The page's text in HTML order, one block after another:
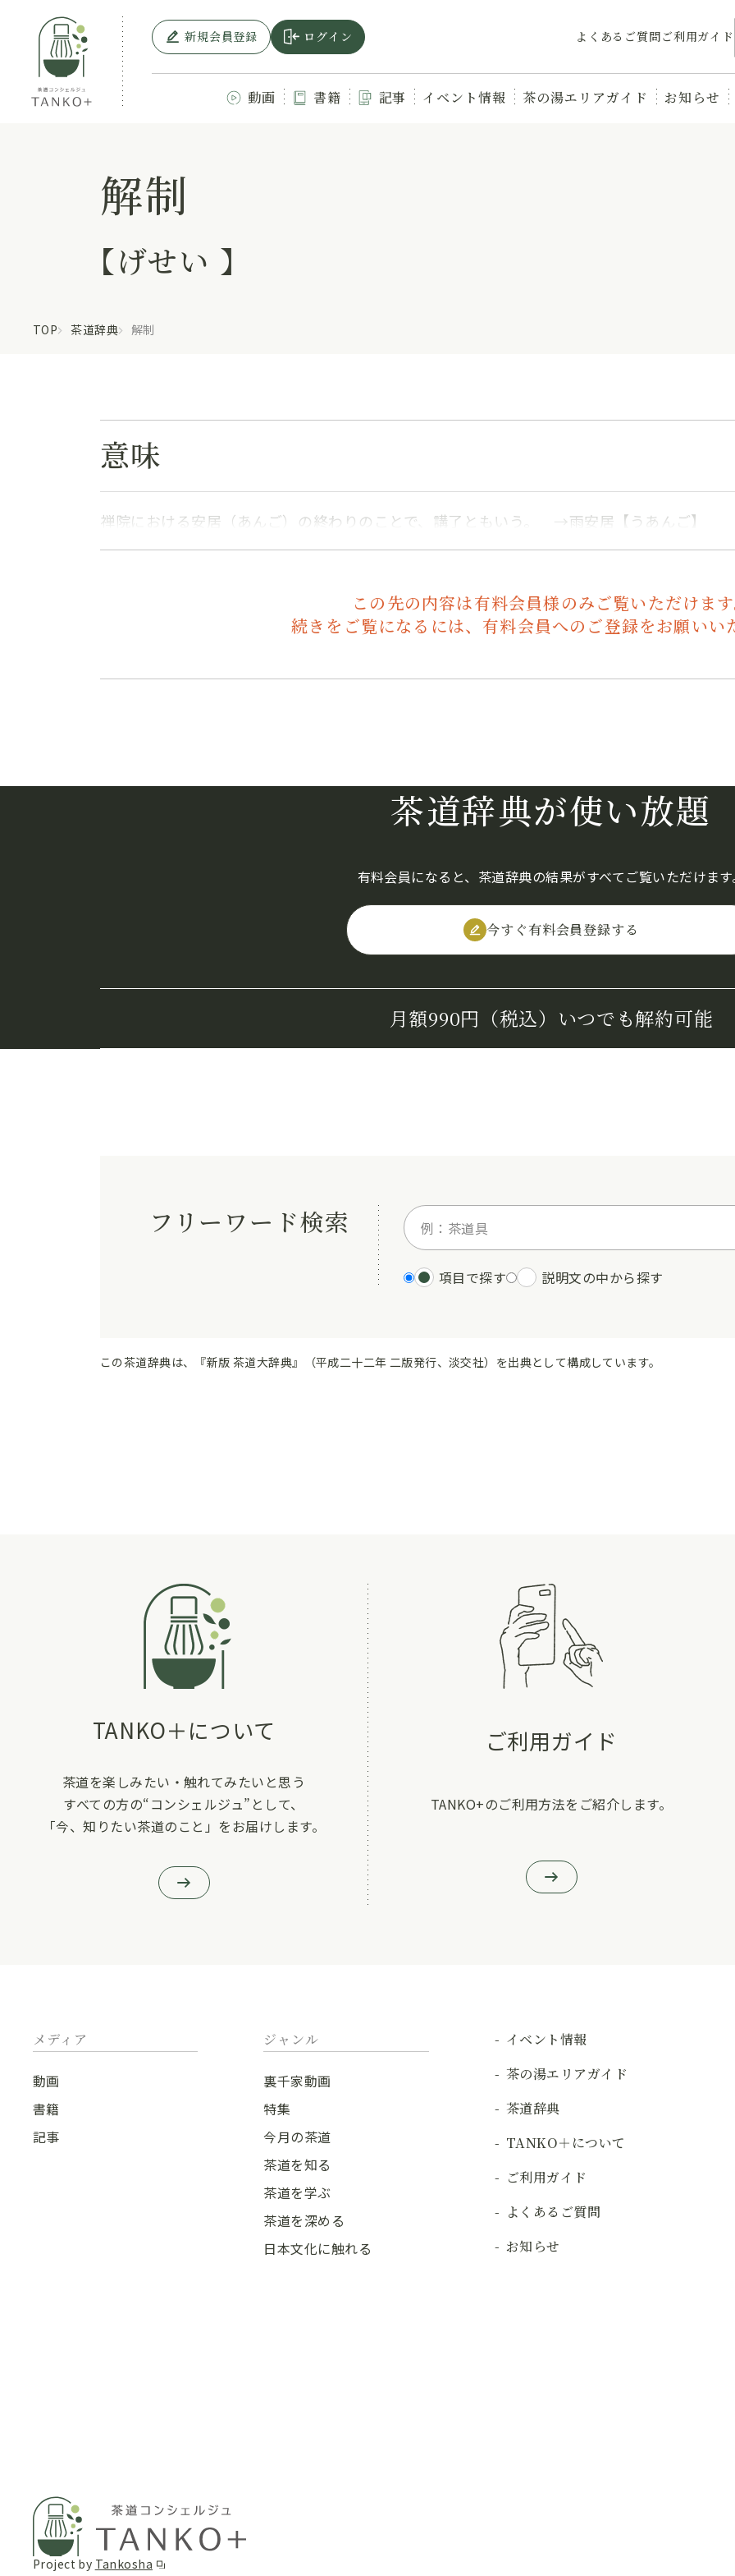
新規会員登録 ログイン よくあるご質問ご利用ガイド
動画 書籍 記事 イベント情報 茶の湯エリアガイド お知らせ
解制
【げせい 】
TOP 茶道辞典 解制
意味
禅院における安居（あんご）の終わりのことで、講了ともいう。 →雨安居【うあんご】
この先の内容は有料会員様のみご覧いただけま
続きをご覧になるには、有料会員へのご登録をお願いい
茶道辞典が使い放題
有料会員になると、茶道辞典の結果がすべてご覧いただけま
今すぐ有料会員登録する
月額990円（税込） いつでも解約可能
フリーワード検索
項目で探す 説明文の中から探す
この茶道辞典は、『新版 茶道大辞典』（平成二十二年 二版発行、淡交社）を出典として構成しています。
TANKO＋について
茶道を楽しみたい・触れてみたいと思う
すべての方の“コンシェルジュ”として、
「今、知りたい茶道のこと」をお届けします。
ご利用ガイド
TANKO+のご利用方法をご紹介します。
メディア
動画
書籍
記事
ジャンル
裏千家動画
特集
今月の茶道
茶道を知る
茶道を学ぶ
茶道を深める
日本文化に触れる
イベント情報
茶の湯エリアガイド
茶道辞典
TANKO＋について
ご利用ガイド
よくあるご質問
お知らせ
Project by Tankosha